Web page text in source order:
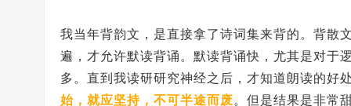
我当年背韵文，是直接拿了诗词集来背的。背散
遍，才允许默读背诵。默读背诵快，尤其是对于
多。直到我读研研究神经之后，才知道朗读的好
始，就应坚持，不可半途而废。但是结果是非常